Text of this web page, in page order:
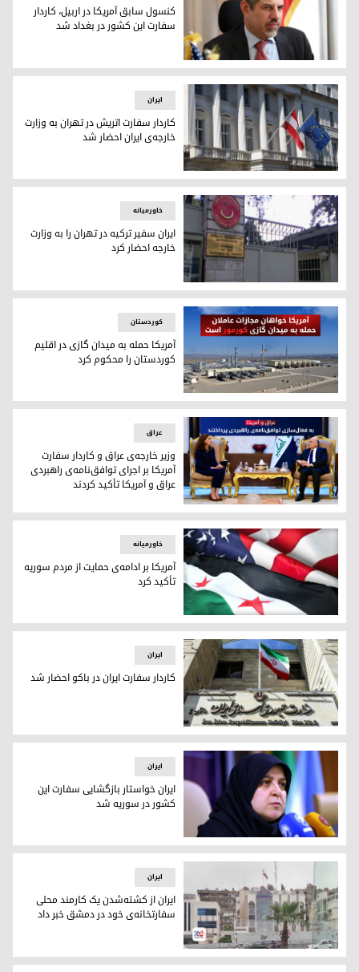
استیون فاگین، کاردار سفارت آمریکا در بغداد
کنسول سابق آمریکا در اربیل، کاردار
سفارت این کشور در بغداد شد
ساختمان سفارت اتریش در تهران
ایران
کاردار سفارت اتریش در تهران به وزارت
خارجه‌ی ایران احضار شد
ساختمان سفارت ترکیه در تهران
خاورمیانه
ایران سفیر ترکیه در تهران را به وزارت
خارجه احضار کرد
آمریکا حمله‌ به میدان گازی در اقلیم کوردستان را محکوم کرد
کوردستان
آمریکا حمله‌ به میدان گازی در اقلیم
کوردستان را محکوم کرد
فواد حسین و الیزابت کندی ترودو، وزیر خارجه‌ی عراق و کاردار
عراق
وزیر خارجه‌ی عراق و کاردار سفارت
آمریکا بر اجرای توافق‌نامه‌ی راهبردی
عراق و آمریکا تأکید کردند
پرچم‌های سوریە و آمریکا
خاورمیانه
آمریکا بر ادامه‌ی حمایت از مردم سوریه
تأکید کرد
سفارت جمهوری اسلامی ایران در باکو
ایران
کاردار سفارت ایران در باکو احضار شد
فاطمه مهاجرانی، سخنگوی دولت ایران
ایران
ایران خواستار بازگشایی سفارت این
کشور در سوریه شد
سفارت ایران در دمشق
ایران
ایران از کشته‌شدن یک کارمند محلی
سفارتخانه‌ی خود در دمشق خبر داد